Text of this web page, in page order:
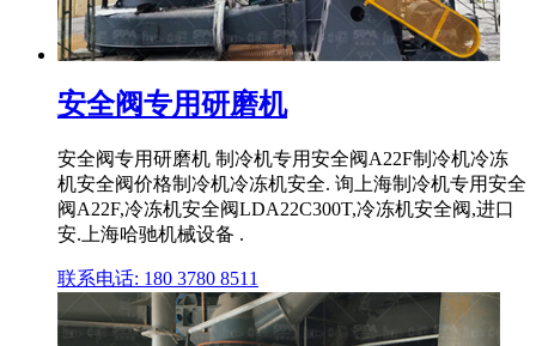
安全阀专用研磨机
安全阀专用研磨机 制冷机专用安全阀A22F制冷机冷冻
机安全阀价格制冷机冷冻机安全. 询上海制冷机专用安全
阀A22F,冷冻机安全阀LDA22C300T,冷冻机安全阀,进口
安.上海哈驰机械设备 .
联系电话: 180 3780 8511